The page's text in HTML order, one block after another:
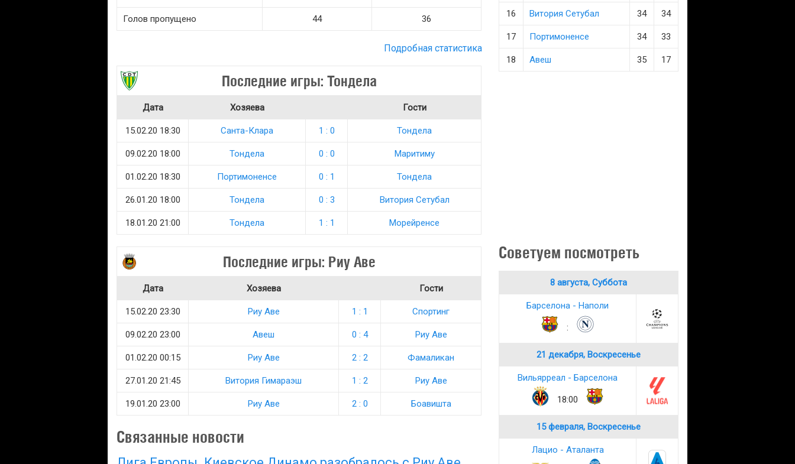
Голов пропущено 44 36
Подробная статистика
Последние игры: Тондела
Дата Хозяева Гости
15.02.20 18:30 Санта-Клара 1 : 0 Тондела
09.02.20 18:00 Тондела 0 : 0 Маритиму
01.02.20 18:30 Портимоненсе 0 : 1 Тондела
26.01.20 18:00 Тондела 0 : 3 Витория Сетубал
18.01.20 21:00 Тондела 1 : 1 Морейренсе
Последние игры: Риу Аве
Дата Хозяева Гости
15.02.20 23:30 Риу Аве 1 : 1 Спортинг
09.02.20 23:00 Авеш 0 : 4 Риу Аве
01.02.20 00:15 Риу Аве 2 : 2 Фамаликан
27.01.20 21:45 Витория Гимараэш 1 : 2 Риу Аве
19.01.20 23:00 Риу Аве 2 : 0 Боавишта
Связанные новости
16 Витория Сетубал 34 34
17 Портимоненсе 34 33
18 Авеш 35 17
Советуем посмотреть
8 августа, Суббота
Барселона - Наполи
:
21 декабря, Воскресенье
Вильярреал - Барселона
18:00
15 февраля, Воскресенье
Лацио - Аталанта